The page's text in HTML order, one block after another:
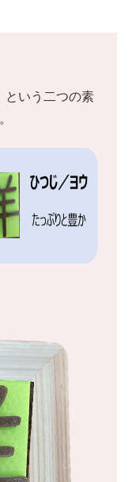
という二つの素